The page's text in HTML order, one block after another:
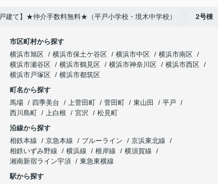
建て】★仲介手数料無料★（平戸小学校・境木中学校） 2号棟
市区町村から探す
横浜市旭区
横浜市保土ケ谷区 横浜市中区
横浜市南区
横浜市瀬谷区
横浜市鶴見区 横浜市神奈川区
横浜市西区
横浜市戸塚区
横浜市都筑区
町名から探す
馬場
四季美台 上菅田町 菅田町 東山田
平戸
西川島町
上白根 宮沢
松見町
沿線から探す
相鉄本線
京急本線 ブルーライン
京浜東北線
相鉄いずみ野線
横浜線 根岸線
横須賀線
湘南新宿ライン宇須
東急東横線
駅から探す